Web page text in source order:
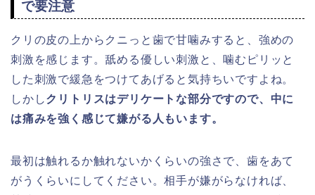
で要注意
クリの皮の上からクニっと歯で甘噛みすると、強めの
刺激を感じます。舐める優しい刺激と、噛むピリッと
した刺激で緩急をつけてあげると気持ちいですよね。
しかしクリトリスはデリケートな部分ですので、中に
は痛みを強く感じて嫌がる人もいます。
最初は触れるか触れないかくらいの強さで、歯をあて
がうくらいにしてください。相手が嫌がらなければ、